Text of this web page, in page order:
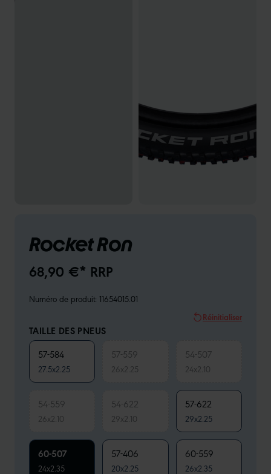
Rocket Ron
68,90 €* RRP
Numéro de produit: 11654015.01
Réinitialiser
TAILLE DES PNEUS
57-584
27.5x2.25
57-559
26x2.25
54-507
24x2.10
54-559
26x2.10
54-622
29x2.10
57-622
29x2.25
60-507
24x2.35
57-406
20x2.25
60-559
26x2.35